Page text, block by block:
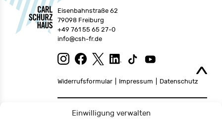
Einwilligung verwalten
Eisenbahnstraße 62
79098 Freiburg
+49 761 55 65 27-0
info@csh-fr.de
Widerrufsformular Impressum Datenschutz